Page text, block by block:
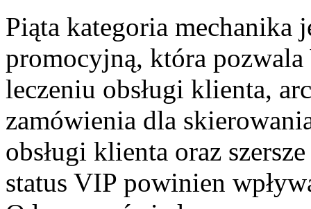
Piąta kategoria mechanika
promocyjną, która
leczeniu obsługi klienta,
zamówienia dla
obsługi klienta oraz
status VIP powinien